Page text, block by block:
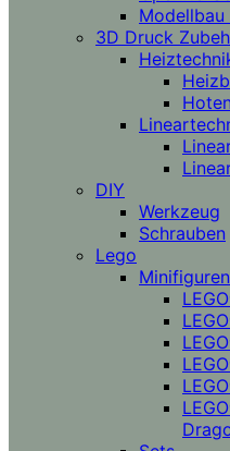
Modellbau
3D Druck
DIY
Werkzeug
Schrauben
Lego
Minifiguren